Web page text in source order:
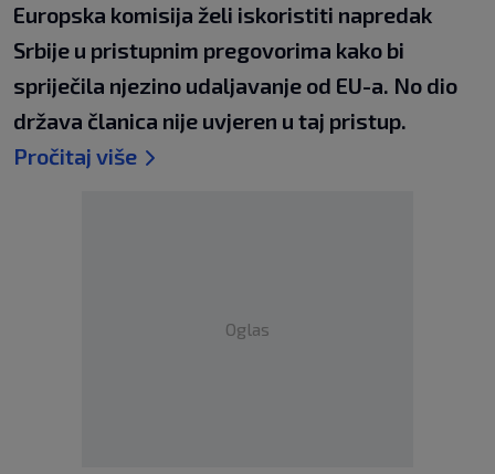
Europska komisija želi iskoristiti napredak
Srbije u pristupnim pregovorima kako bi
spriječila njezino udaljavanje od EU-a. No dio
država članica nije uvjeren u taj pristup.
Pročitaj više
Oglas